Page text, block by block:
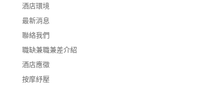
酒店環境
最新消息
聯絡我們
職缺兼職兼差介紹
酒店應徵
按摩紓壓